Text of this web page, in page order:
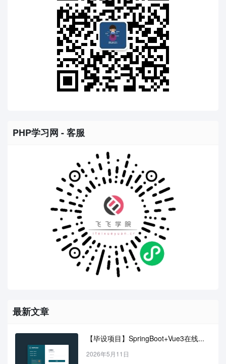
PHP学习网 - 客服
最新文章
【毕设项目】SpringBoot+Vue3在线...
2026年5月11日